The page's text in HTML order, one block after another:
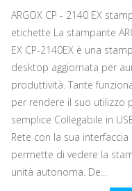
ARGOX CP - 2140 EX
etichette La stampante
EX CP-2140EX è una
desktop aggiornata per
produttività. Tante
per rendere il suo utilizzo
semplice Collegabile in
Rete con la sua
permette di vedere la
unità autonoma. De...